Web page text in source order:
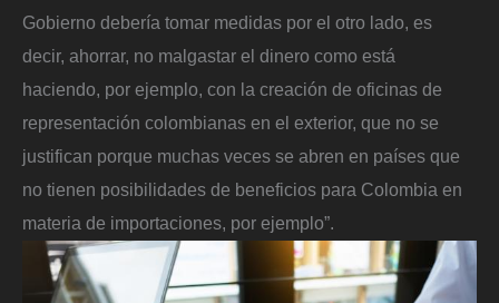
Gobierno debería tomar medidas por el otro lado, es
decir, ahorrar, no malgastar el dinero como está
haciendo, por ejemplo, con la creación de oficinas de
representación colombianas en el exterior, que no se
justifican porque muchas veces se abren en países que
no tienen posibilidades de beneficios para Colombia en
materia de importaciones, por ejemplo”.